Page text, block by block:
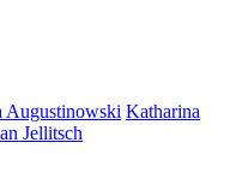
Augustinowski Katharina
Jellitsch